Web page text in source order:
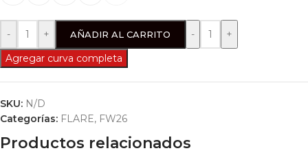
- + AÑADIR AL CARRITO
Agregar curva completa
SKU: N/D
Categorías: FLARE, FW26
Productos relacionados